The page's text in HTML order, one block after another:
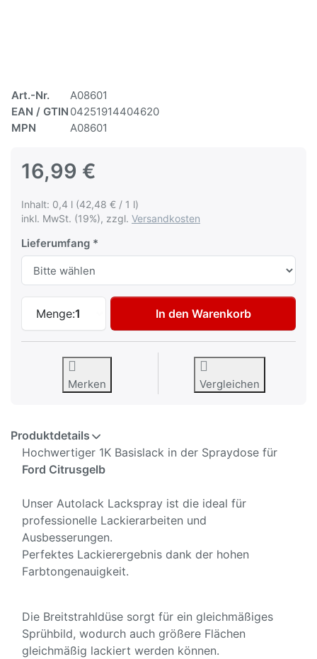
Art.-Nr.
A08601
EAN / GTIN 04251914404620
MPN
A08601
16,99 €
Inhalt: 0,4 l (42,48 € / 1 l)
inkl. MwSt. (19%), zzgl. Versandkosten
Lieferumfang
Menge:1
Autolack Spraydose für Ford Citrusgelb
In den Warenkorb
Merken Vergleichen
Produktdetails
Hochwertiger 1K Basislack in der Spraydose für
Ford Citrusgelb
Unser Autolack Lackspray ist die ideal für
professionelle Lackierarbeiten und
Ausbesserungen.
Perfektes Lackierergebnis dank der hohen
Farbtongenauigkeit.
Die Breitstrahldüse sorgt für ein gleichmäßiges
Sprühbild, wodurch auch größere Flächen
gleichmäßig lackiert werden können.